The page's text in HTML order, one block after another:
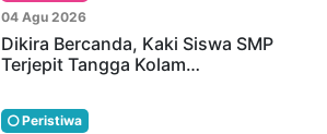
04 Agu 2026
Dikira Bercanda, Kaki Siswa SMP
Terjepit Tangga Kolam…
Peristiwa